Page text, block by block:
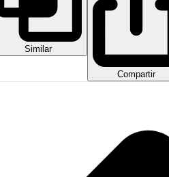
Similar
Compartir